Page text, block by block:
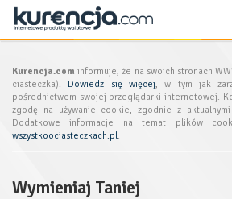
Kurencja.com informuje, że na swoich stronach
ciasteczka). Dowiedz się więcej, w tym jak
pośrednictwem swojej przeglądarki internetowej.
zgodę na używanie cookie, zgodnie z
Dodatkowe informacje na temat plików
wszystkoociasteczkach.pl.
Wymieniaj Taniej